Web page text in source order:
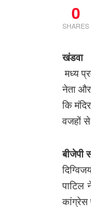
0
SHARES
खंडवा
मध्य
नेता
कि
वजहों
बीजेपी
पाटिल
कांग्रेस